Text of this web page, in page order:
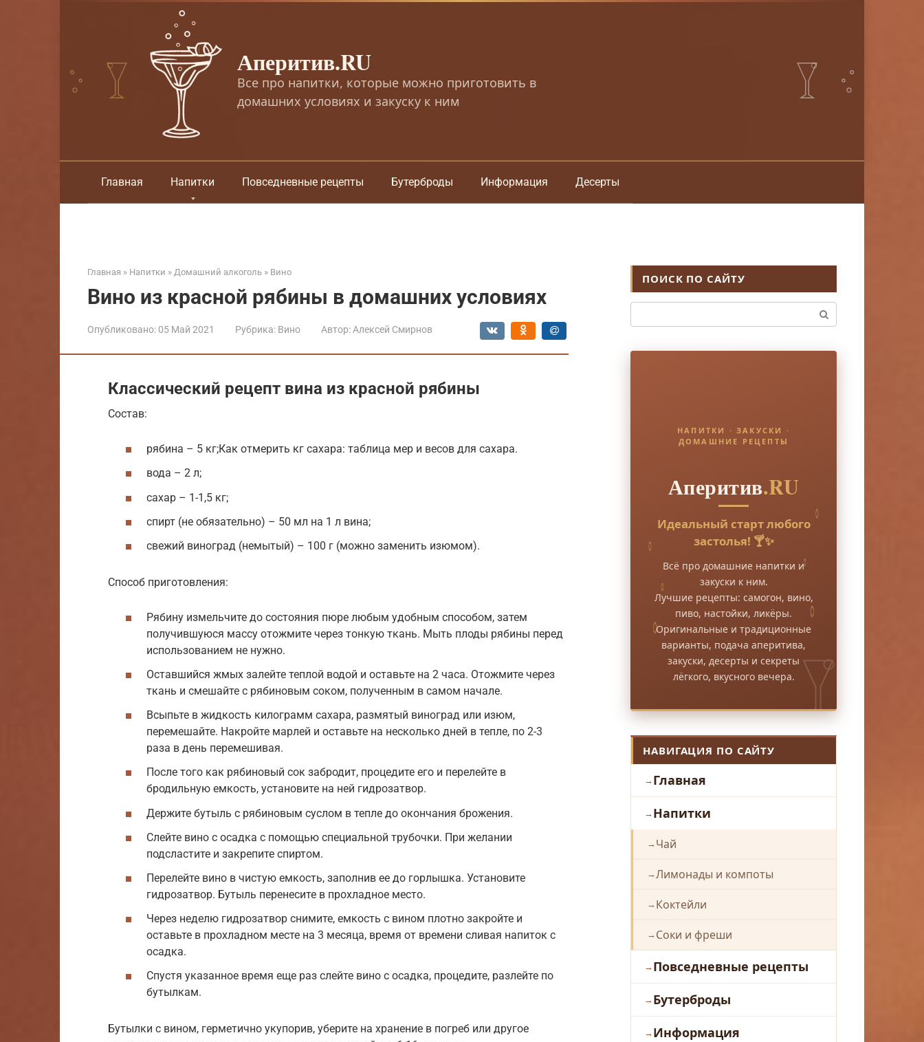
Аперитив.RU
Все про напитки, которые можно приготовить в
домашних условиях и закуску к ним
Главная Напитки Повседневные рецепты Бутерброды Информация Десерты
Главная » Напитки » Домашний алкоголь » Вино
Вино из красной рябины в домашних условиях
Опубликовано: 05 Май 2021 Рубрика: Вино Автор: Алексей Смирнов
Классический рецепт вина из красной рябины
Состав:
рябина – 5 кг;Как отмерить кг сахара: таблица мер и весов для сахара.
вода – 2 л;
сахар – 1-1,5 кг;
спирт (не обязательно) – 50 мл на 1 л вина;
свежий виноград (немытый) – 100 г (можно заменить изюмом).
Способ приготовления:
Рябину измельчите до состояния пюре любым удобным способом, затем
получившуюся массу отожмите через тонкую ткань. Мыть плоды рябины перед
использованием не нужно.
Оставшийся жмых залейте теплой водой и оставьте на 2 часа. Отожмите через
ткань и смешайте с рябиновым соком, полученным в самом начале.
Всыпьте в жидкость килограмм сахара, размятый виноград или изюм,
перемешайте. Накройте марлей и оставьте на несколько дней в тепле, по 2-3
раза в день перемешивая.
После того как рябиновый сок забродит, процедите его и перелейте в
бродильную емкость, установите на ней гидрозатвор.
Держите бутыль с рябиновым суслом в тепле до окончания брожения.
Слейте вино с осадка с помощью специальной трубочки. При желании
подсластите и закрепите спиртом.
Перелейте вино в чистую емкость, заполнив ее до горлышка. Установите
гидрозатвор. Бутыль перенесите в прохладное место.
Через неделю гидрозатвор снимите, емкость с вином плотно закройте и
оставьте в прохладном месте на 3 месяца, время от времени сливая напиток с
осадка.
Спустя указанное время еще раз слейте вино с осадка, процедите, разлейте по
бутылкам.
Бутылки с вином, герметично укупорив, уберите на хранение в погреб или другое
ПОИСК ПО САЙТУ
НАПИТКИ · ЗАКУСКИ ·
ДОМАШНИЕ РЕЦЕПТЫ
Аперитив.RU
Идеальный старт любого
застолья! 🍸✨
Всё про домашние напитки и
закуски к ним.
Лучшие рецепты: самогон, вино,
пиво, настойки, ликёры.
Оригинальные и традиционные
варианты, подача аперитива,
закуски, десерты и секреты
лёгкого, вкусного вечера.
НАВИГАЦИЯ ПО САЙТУ
Главная
Напитки
Чай
Лимонады и компоты
Коктейли
Соки и фреши
Повседневные рецепты
Бутерброды
Информация